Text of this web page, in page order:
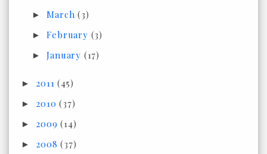
►March(3)
►February (3)
►January (17)
► 2011(45)
► 2010(37)
► 2009(14)
► 2008(37)